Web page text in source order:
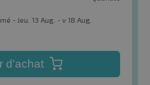
- Jeu. 13 Aug. - v 18 Aug.
d'achat